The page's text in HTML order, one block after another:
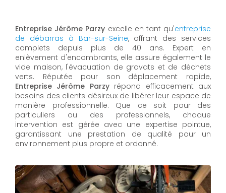
Entreprise Jérôme Parzy excelle en tant qu'entreprise
de débarras à Bar-sur-Seine, offrant des services
complets depuis plus de 40 ans. Expert en
enlèvement d'encombrants, elle assure également le
vide maison, l'évacuation de gravats et de déchets
verts. Réputée pour son déplacement rapide,
Entreprise Jérôme Parzyrépond efficacement aux
besoins des clients désireux de libérer leur espace de
manière professionnelle. Que ce soit pour des
particuliers ou des professionnels, chaque
intervention est gérée avec une expertise pointue,
garantissant une prestation de qualité pour un
environnement plus propre et ordonné.